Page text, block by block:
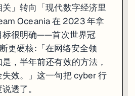
关」转向「现代数字经济里
Oceania 在 2023 年拿
标很明确——首次世界冠
更硬核:「在网络安全领
，半年前还有效的方法，
效。」这一句把 cyber 行
透了。